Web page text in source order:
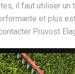
il faut utiliser un
et plus
Pruvost